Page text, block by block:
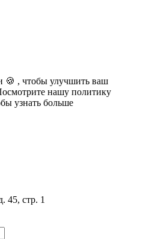
🍪 , чтобы улучшить ваш
нашу политику
узнать больше
45, стр. 1